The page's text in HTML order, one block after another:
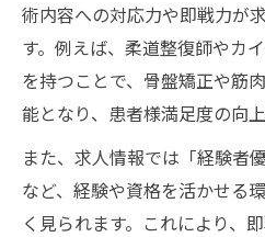
術内容への対応力や即戦力が
す。例えば、柔道整復師やカ
を持つことで、骨盤矯正や筋
能となり、患者様満足度の向
また、求人情報では「経験者
など、経験や資格を活かせる
く見られます。これにより、